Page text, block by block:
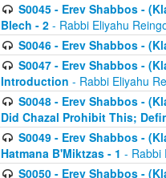
S0045 - Erev Shabbos -
Blech - 2 - Rabbi Eliyahu
S0046 - Erev Shabbos -
S0047 - Erev Shabbos -
Introduction - Rabbi Eliyahu
S0048 - Erev Shabbos -
Did Chazal Prohibit This;
S0049 - Erev Shabbos -
Hatmana B'Miktzas - 1 - Rabbi
S0050 - Erev Shabbos -